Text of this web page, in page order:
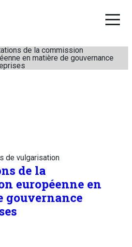
de la commission
en matière de gouvernance
de vulgarisation
de la
européenne en
gouvernance